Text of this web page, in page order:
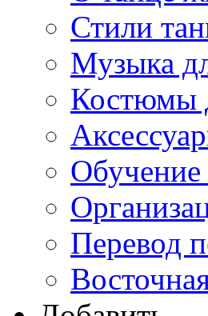
Стили
Музыка
Костюмы
Обучение
Перевод